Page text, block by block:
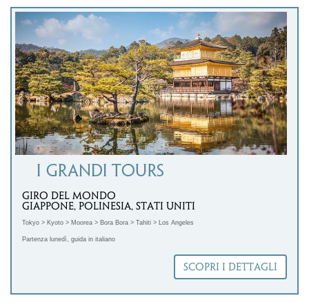
prodotto e iniziative concrete di responsabilità sociale.
Ci avvaliamo della collaborazione di un fornitore Travelife Partner, un riconoscimento che
attesta l'impegno costante nell'organizzazione di itinerari di viaggio sostenibili in linea con
l'Agenda 2030 delle Nazioni Unite. In questo tour si adottano accortezze per limitare al
massimo il consumo di acqua, energia, combustibili fossili, carta e plastica. Non
organizziamo visite in aree con ecosistemi fragili, supportiamo l'economia delle comunità
locali. In Thailandia sosteniamo Pankan Society, un'organizzazione che raccoglie donazioni
per il sostentamento e l'istruzione primaria dei bambini di alcune tribù del Nord.
.
GIRO DEL MONDO
GIAPPONE, POLINESIA, STATI UNITI
Tokyo > Kyoto > Moorea > Bora Bora > Tahiti > Los Angeles
Partenza lunedì, guida in italiano
SCOPRI I DETTAGLI